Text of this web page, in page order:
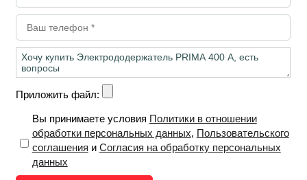
Приложить файл:
Вы принимаете условия Политики в отношении
обработки персональных данных, Пользовательского
соглашения и Согласия на обработку персональных
данных